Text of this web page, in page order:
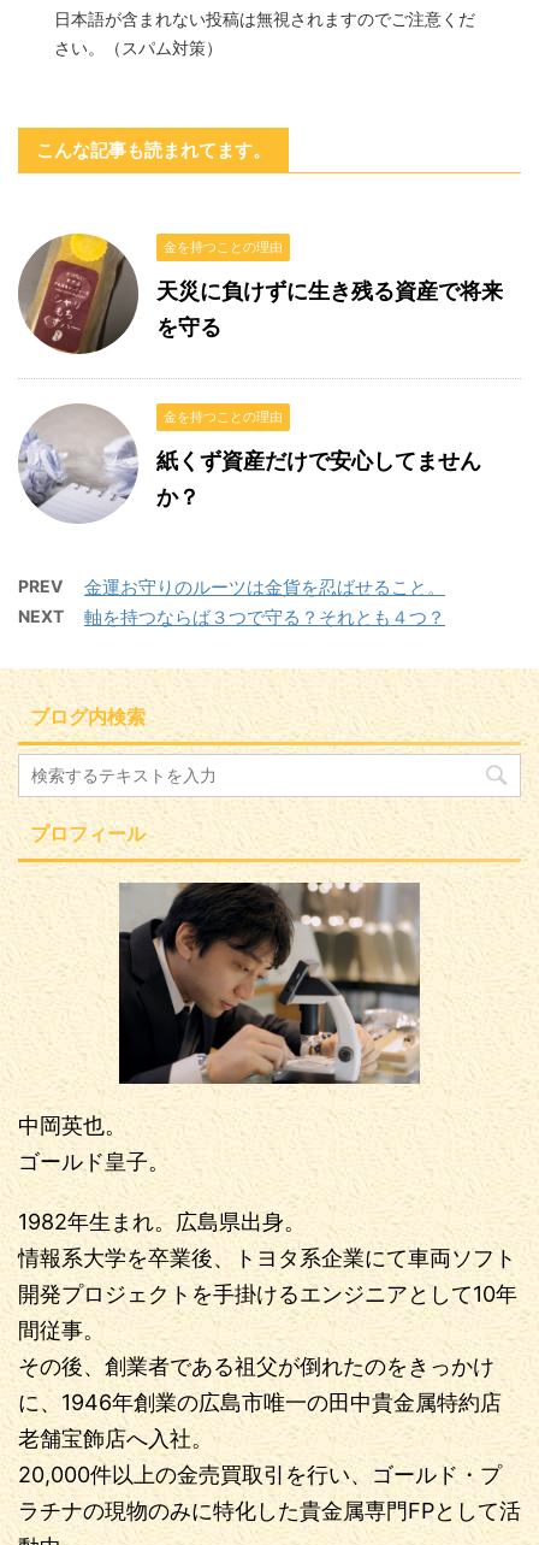
日本語が含まれない投稿は無視されますのでご注意くだ
さい。（スパム対策）
こんな記事も読まれてます。
金を持つことの理由
天災に負けずに生き残る資産で将来
を守る
金を持つことの理由
紙くず資産だけで安心してません
か？
PREV 金運お守りのルーツは金貨を忍ばせること。
NEXT 軸を持つならば３つで守る？それとも４つ？
ブログ内検索
プロフィール
中岡英也。
ゴールド皇子。
1982年生まれ。広島県出身。
情報系大学を卒業後、トヨタ系企業にて車両ソフト
開発プロジェクトを手掛けるエンジニアとして10年
間従事。
その後、創業者である祖父が倒れたのをきっかけ
に、1946年創業の広島市唯一の田中貴金属特約店
老舗宝飾店へ入社。
20,000件以上の金売買取引を行い、ゴールド・プ
ラチナの現物のみに特化した貴金属専門FPとして活